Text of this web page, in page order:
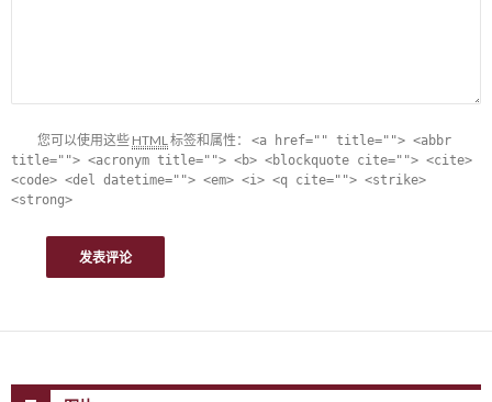
您可以使用这些 HTML标签和属性： <a href="" title=""> <abbr
title=""> <acronym title=""> <b> <blockquote cite=""> <cite>
<code> <del datetime=""> <em> <i> <q cite=""> <strike>
<strong>